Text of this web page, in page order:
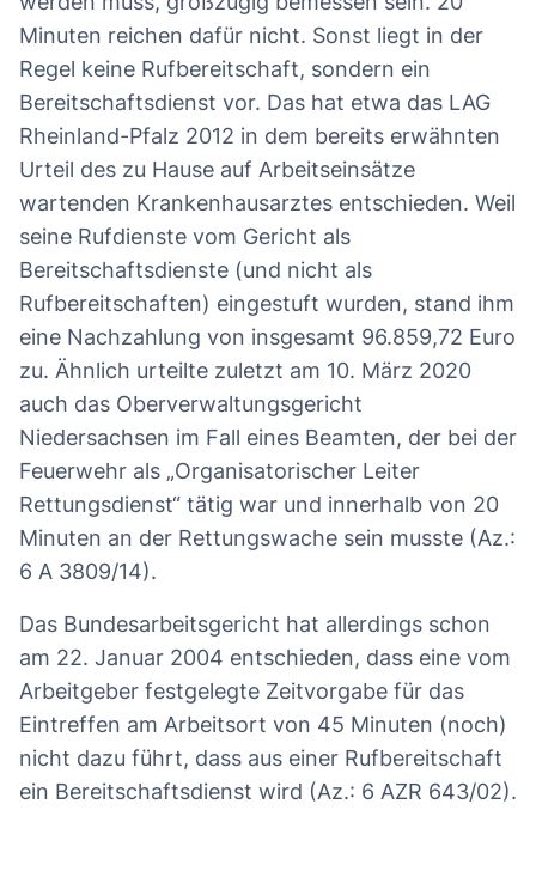
Minuten reichen dafür nicht. Sonst liegt in der
Regel keine Rufbereitschaft, sondern ein
Bereitschaftsdienst vor. Das hat etwa das LAG
Rheinland-Pfalz 2012 in dem bereits erwähnten
Urteil des zu Hause auf Arbeitseinsätze
wartenden Krankenhausarztes entschieden. Weil
seine Rufdienste vom Gericht als
Bereitschaftsdienste (und nicht als
Rufbereitschaften) eingestuft wurden, stand ihm
eine Nachzahlung von insgesamt 96.859,72 Euro
zu. Ähnlich urteilte zuletzt am 10. März 2020
auch das Oberverwaltungsgericht
Niedersachsen im Fall eines Beamten, der bei der
Feuerwehr als „Organisatorischer Leiter
Rettungsdienst“ tätig war und innerhalb von 20
Minuten an der Rettungswache sein musste (Az.:
6 A 3809/14).
Das Bundesarbeitsgericht hat allerdings schon
am 22. Januar 2004 entschieden, dass eine vom
Arbeitgeber festgelegte Zeitvorgabe für das
Eintreffen am Arbeitsort von 45 Minuten (noch)
nicht dazu führt, dass aus einer Rufbereitschaft
ein Bereitschaftsdienst wird (Az.: 6 AZR 643/02).